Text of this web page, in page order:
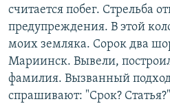
считается побег. Стрельба
предупреждения. В этой
моих земляка. Сорок два
Мариинск. Вывели,
фамилия. Вызванный
спрашивают: "Срок?